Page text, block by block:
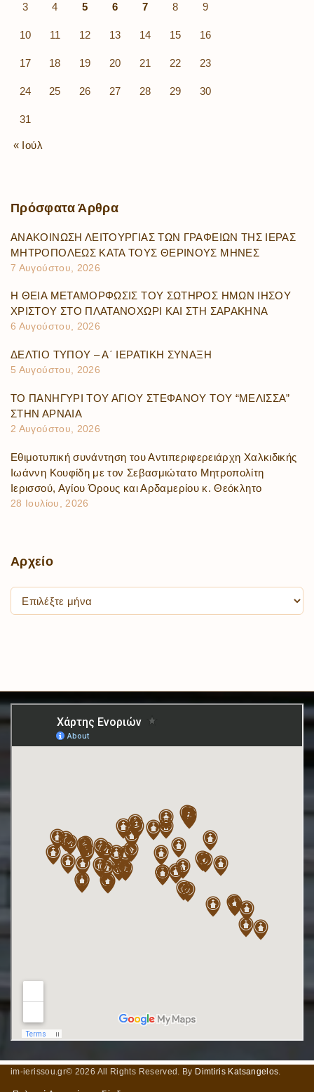
3 4 5 6 7 8 9
10 11 12 13 14 15 16
17 18 19 20 21 22 23
24 25 26 27 28 29 30
31
« Ιούλ
Πρόσφατα Άρθρα
ΑΝΑΚΟΙΝΩΣΗ ΛΕΙΤΟΥΡΓΙΑΣ ΤΩΝ ΓΡΑΦΕΙΩΝ ΤΗΣ ΙΕΡΑΣ
ΜΗΤΡΟΠΟΛΕΩΣ ΚΑΤΑ ΤΟΥΣ ΘΕΡΙΝΟΥΣ ΜΗΝΕΣ
7 Αυγούστου, 2026
Η ΘΕΙΑ ΜΕΤΑΜΟΡΦΩΣΙΣ ΤΟΥ ΣΩΤΗΡΟΣ ΗΜΩΝ ΙΗΣΟΥ
ΧΡΙΣΤΟΥ ΣΤΟ ΠΛΑΤΑΝΟΧΩΡΙ ΚΑΙ ΣΤΗ ΣΑΡΑΚΗΝΑ
6 Αυγούστου, 2026
ΔΕΛΤΙΟ ΤΥΠΟΥ – Α΄ ΙΕΡΑΤΙΚΗ ΣΥΝΑΞΗ
5 Αυγούστου, 2026
ΤΟ ΠΑΝΗΓΥΡΙ ΤΟΥ ΑΓΙΟΥ ΣΤΕΦΑΝΟΥ ΤΟΥ “ΜΕΛΙΣΣΑ”
ΣΤΗΝ ΑΡΝΑΙΑ
2 Αυγούστου, 2026
Εθιμοτυπική συνάντηση του Αντιπεριφερειάρχη Χαλκιδικής
Ιωάννη Κουφίδη με τον Σεβασμιώτατο Μητροπολίτη
Ιερισσού, Αγίου Όρους και Αρδαμερίου κ. Θεόκλητο
28 Ιουλίου, 2026
Αρχείο
im-ierissou.gr© 2026 All Rights Reserved. By Dimtiris Katsangelos.